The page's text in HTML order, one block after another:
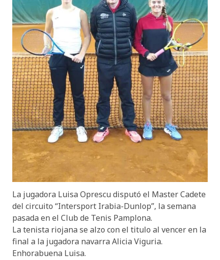
La jugadora Luisa Oprescu disputó el Master Cadete
del circuito “Intersport Irabia-Dunlop”, la semana
pasada en el Club de Tenis Pamplona.
La tenista riojana se alzo con el titulo al vencer en la
final a la jugadora navarra Alicia Viguria.
Enhorabuena Luisa.